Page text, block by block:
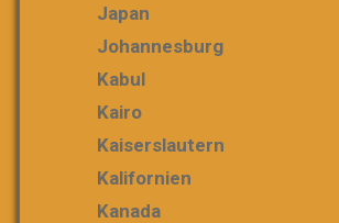
Japan
Johannesburg
Kabul
Kairo
Kaiserslautern
Kalifornien
Kanada